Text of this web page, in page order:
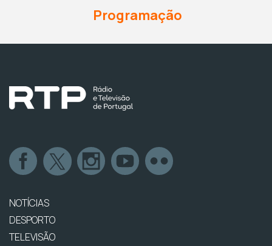
Programação
NOTÍCIAS
DESPORTO
TELEVISÃO